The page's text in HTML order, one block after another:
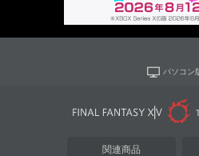
パソコン
関連商品